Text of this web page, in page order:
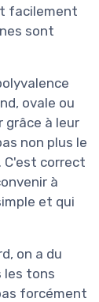
facilement
sont
ovale ou
à leur
non plus le
C'est correct
à
et qui
on a du
les tons
forcément